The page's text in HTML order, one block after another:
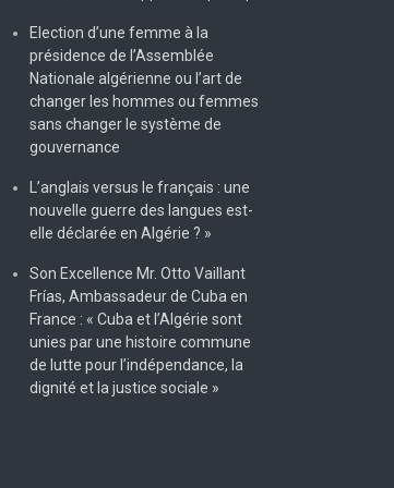
Election d’une femme à la
présidence de l’Assemblée
Nationale algérienne ou l’art de
changer les hommes ou femmes
sans changer le système de
gouvernance
L’anglais versus le français : une
nouvelle guerre des langues est-
elle déclarée en Algérie ? »
Son Excellence Mr. Otto Vaillant
Frías, Ambassadeur de Cuba en
France : « Cuba et l’Algérie sont
unies par une histoire commune
de lutte pour l’indépendance, la
dignité et la justice sociale »